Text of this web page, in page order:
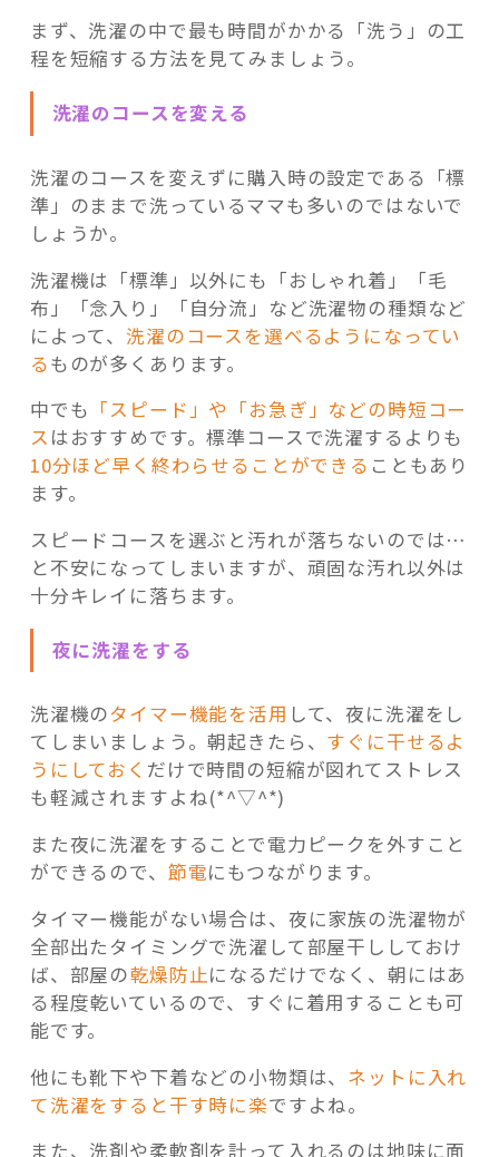
まず、洗濯の中で最も時間がかかる「洗う」の工
程を短縮する方法を見てみましょう。
洗濯のコースを変える
洗濯のコースを変えずに購入時の設定である「標
準」のままで洗っているママも多いのではないで
しょうか。
洗濯機は「標準」以外にも「おしゃれ着」「毛
布」「念入り」「自分流」など洗濯物の種類など
によって、洗濯のコースを選べるようになってい
るものが多くあります。
中でも 「スピード」や「お急ぎ」などの時短コー
ス はおすすめです。標準コースで洗濯するよりも
10分ほど早く終わらせることができる こともあり
ます。
スピードコースを選ぶと汚れが落ちないのでは…
と不安になってしまいますが、頑固な汚れ以外は
十分キレイに落ちます。
夜に洗濯をする
洗濯機のタイマー機能を活用 して、夜に洗濯をし
てしまいましょう。朝起きたら、 すぐに干せるよ
うにしておく だけで時間の短縮が図れてストレス
も軽減されますよね(*^▽^*)
また夜に洗濯をすることで電力ピークを外すこと
ができるので、 節電にもつながります。
タイマー機能がない場合は、夜に家族の洗濯物が
全部出たタイミングで洗濯して部屋干ししておけ
ば、部屋の乾燥防止になるだけでなく、朝にはあ
る程度乾いているので、すぐに着用することも可
能です。
他にも靴下や下着などの小物類は、 ネットに入れ
て洗濯をすると干す時に楽ですよね。
また、洗剤や柔軟剤を計って入れるのは地味に面